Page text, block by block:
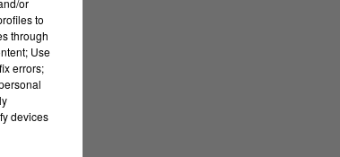
to
through
Use
errors;
devices